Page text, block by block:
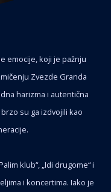
emocije, koji je pažnju
Zvezde Granda
harizma i autentična
su ga izdvojili kao
klub“, „Idi drugome“ i
i koncertima. Iako je